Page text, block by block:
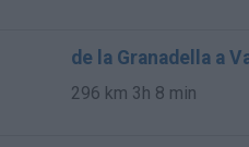
de la Granadella a
296 km 3h 8 min